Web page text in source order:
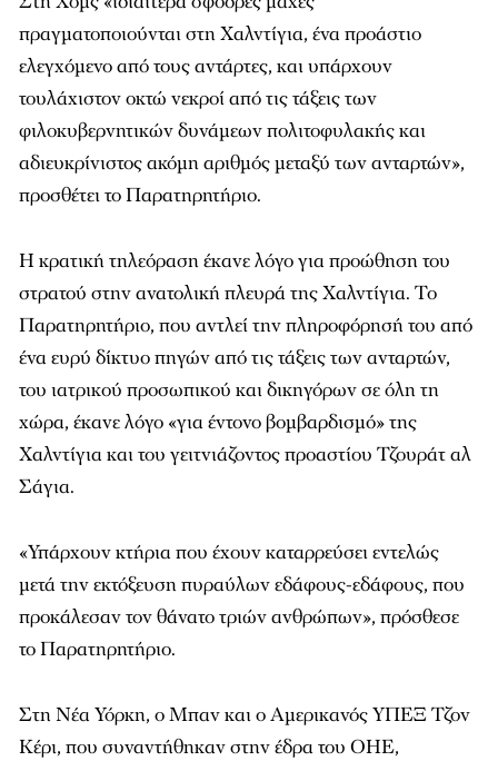
πραγματοποιούνται στη Χαλντίγια, ένα προάστιο
ελεγχόμενο από τους αντάρτες, και υπάρχουν
τουλάχιστον οκτώ νεκροί από τις τάξεις των
φιλοκυβερνητικών δυνάμεων πολιτοφυλακής και
αδιευκρίνιστος ακόμη αριθμός μεταξύ των ανταρτών»,
προσθέτει το Παρατηρητήριο.
Η κρατική τηλεόραση έκανε λόγο για προώθηση του
στρατού στην ανατολική πλευρά της Χαλντίγια. Το
Παρατηρητήριο, που αντλεί την πληροφόρησή του από
ένα ευρύ δίκτυο πηγών από τις τάξεις των ανταρτών,
του ιατρικού προσωπικού και δικηγόρων σε όλη τη
χώρα, έκανε λόγο «για έντονο βομβαρδισμό» της
Χαλντίγια και του γειτνιάζοντος προαστίου Τζουράτ αλ
Σάγια.
«Υπάρχουν κτήρια που έχουν καταρρεύσει εντελώς
μετά την εκτόξευση πυραύλων εδάφους-εδάφους, που
προκάλεσαν τον θάνατο τριών ανθρώπων», πρόσθεσε
το Παρατηρητήριο.
Στη Νέα Υόρκη, ο Μπαν και ο Αμερικανός ΥΠΕΞ Τζον
Κέρι, που συναντήθηκαν στην έδρα του ΟΗΕ,